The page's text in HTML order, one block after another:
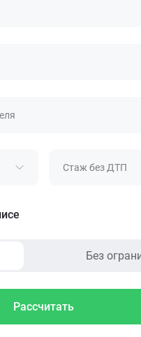
Стаж без ДТП
Без
Рассчитать